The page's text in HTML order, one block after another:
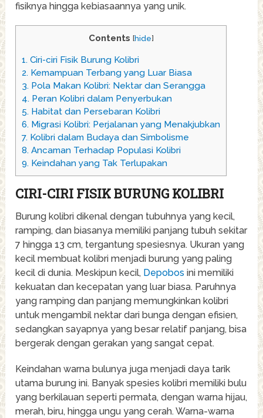
fisiknya hingga kebiasaannya yang unik.
Contents [hide]
1. Ciri-ciri Fisik Burung Kolibri
2. Kemampuan Terbang yang Luar Biasa
3. Pola Makan Kolibri: Nektar dan Serangga
4. Peran Kolibri dalam Penyerbukan
5. Habitat dan Persebaran Kolibri
6. Migrasi Kolibri: Perjalanan yang Menakjubkan
7. Kolibri dalam Budaya dan Simbolisme
8. Ancaman Terhadap Populasi Kolibri
9. Keindahan yang Tak Terlupakan
CIRI-CIRI FISIK BURUNG KOLIBRI
Burung kolibri dikenal dengan tubuhnya yang kecil,
ramping, dan biasanya memiliki panjang tubuh sekitar
7 hingga 13 cm, tergantung spesiesnya. Ukuran yang
kecil membuat kolibri menjadi burung yang paling
kecil di dunia. Meskipun kecil, Depobos ini memiliki
kekuatan dan kecepatan yang luar biasa. Paruhnya
yang ramping dan panjang memungkinkan kolibri
untuk mengambil nektar dari bunga dengan efisien,
sedangkan sayapnya yang besar relatif panjang, bisa
bergerak dengan gerakan yang sangat cepat.
Keindahan warna bulunya juga menjadi daya tarik
utama burung ini. Banyak spesies kolibri memiliki bulu
yang berkilauan seperti permata, dengan warna hijau,
merah, biru, hingga ungu yang cerah. Warna-warna